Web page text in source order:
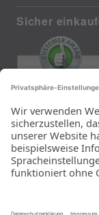
Sicher
372 reviews from real customers
(last 12 months)
Total: 11290
Die Auswahl und die
Einfachheit der
Bestellung.